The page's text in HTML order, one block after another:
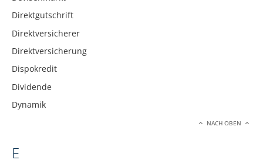
Direktgutschrift
Direktversicherer
Direktversicherung
Dispokredit
Dividende
Dynamik
NACH OBEN
E